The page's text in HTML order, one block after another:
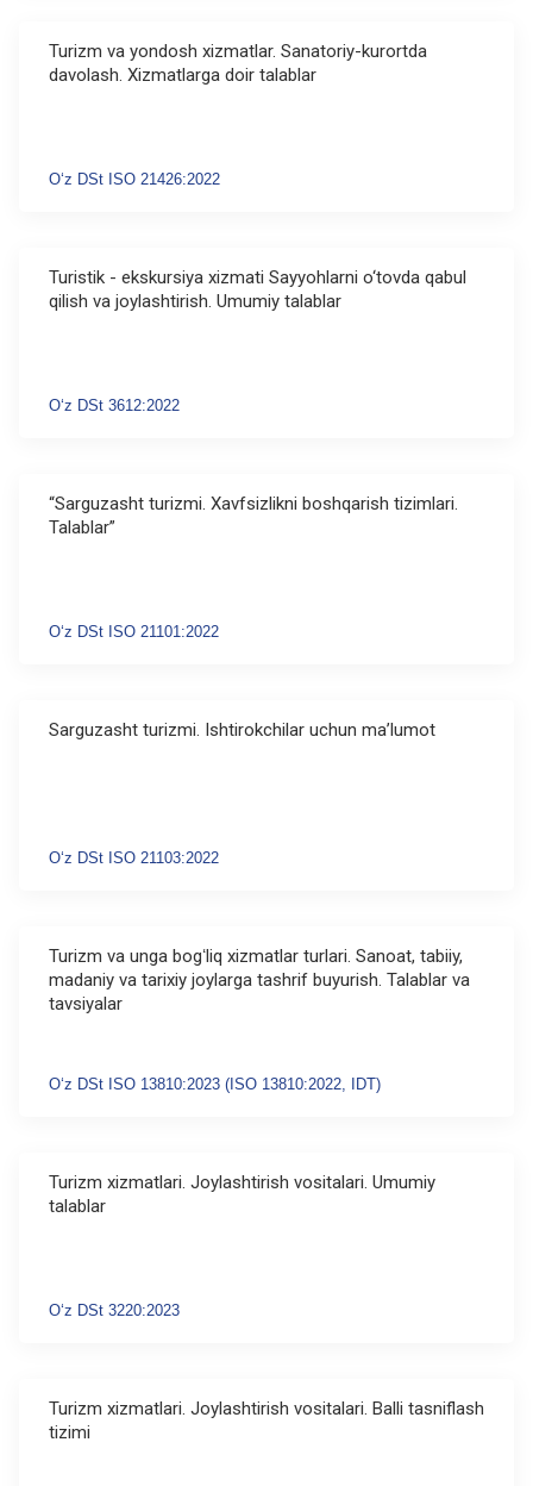
Turizm va yondosh xizmatlar. Sanatoriy-kurortda
davolash. Xizmatlarga doir talablar
Oʻz DSt ISO 21426:2022
Turistik - ekskursiya xizmati Sayyohlarni o‘tovda qabul
qilish va joylashtirish. Umumiy talablar
Oʻz DSt 3612:2022
“Sarguzasht turizmi. Xavfsizlikni boshqarish tizimlari.
Talablar”
Oʻz DSt ISO 21101:2022
Sarguzasht turizmi. Ishtirokchilar uchun ma’lumot
Oʻz DSt ISO 21103:2022
Turizm va unga bogʻliq xizmatlar turlari. Sanoat, tabiiy,
madaniy va tarixiy joylarga tashrif buyurish. Talablar va
tavsiyalar
Oʻz DSt ISO 13810:2023 (ISO 13810:2022, IDT)
Turizm xizmatlari. Joylashtirish vositalari. Umumiy
talablar
Oʻz DSt 3220:2023
Turizm xizmatlari. Joylashtirish vositalari. Balli tasniflash
tizimi